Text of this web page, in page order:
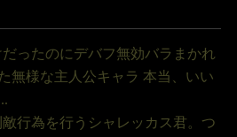
ったのにデバフ無効バラまかれ
無様な主人公キャラ 本当、いい
行為を行うシャレッカス君。つ